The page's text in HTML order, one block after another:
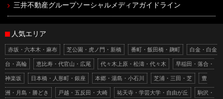
三井不動産グループソーシャルメディアガイドライン
人気エリア
赤坂・六本木・麻布 芝公園・虎ノ門・新橋 番町・飯田橋・麹町 白金・白金
台・高輪 恵比寿・代官山・広尾 代々木上原・松濤・代々木 早稲田・落合・
神楽坂 日本橋・人形町・銀座 本郷・湯島・小石川 芝浦・三田・芝 豊
洲・月島・勝どき 戸越・五反田・大崎 祐天寺・学芸大学・自由が丘 駒沢・